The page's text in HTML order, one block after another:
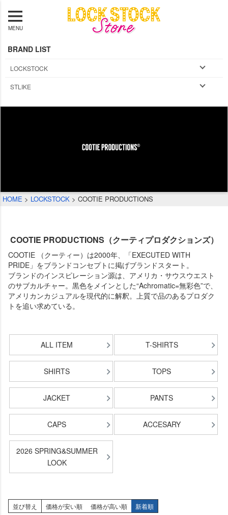
MENU
BRAND LIST
LOCKSTOCK
STLIKE
HOME LOCKSTOCK COOTIE PRODUCTIONS
COOTIE PRODUCTIONS（クーティプロダクションズ）
COOTIE （クーティー）は2000年、「EXECUTED WITH
PRIDE」をブランドコンセプトに掲げブランドスタート。
ブランドのインスピレーション源は、アメリカ・サウスウエスト
のサブカルチャー。黒色をメインとした“Achromatic=無彩色”で、
アメリカンカジュアルを現代的に解釈。上質で品のあるプロダク
トを追い求めている。
ALL ITEM T-SHIRTS
SHIRTS TOPS
JACKET PANTS
CAPS ACCESARY
2026 SPRING&SUMMER
LOOK
並び替え 価格が安い順 価格が高い順 新着順